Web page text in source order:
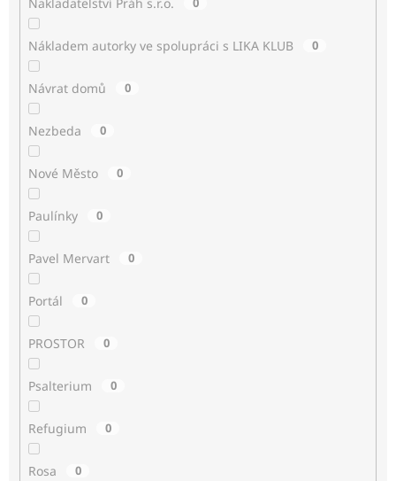
Nákladem autorky ve spolupráci s LIKA KLUB 0
Návrat domů 0
Nezbeda 0
Nové Město 0
Paulínky 0
Pavel Mervart 0
Portál 0
PROSTOR 0
Psalterium 0
Refugium 0
Rosa 0